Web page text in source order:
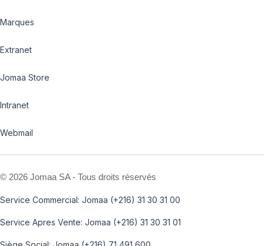
Marques
Extranet
Jomaa Store
Intranet
Webmail
© 2026 Jomaa SA - Tous droits réservés
Service Commercial: Jomaa (+216) 31 30 31 00
Service Apres Vente: Jomaa (+216) 31 30 31 01